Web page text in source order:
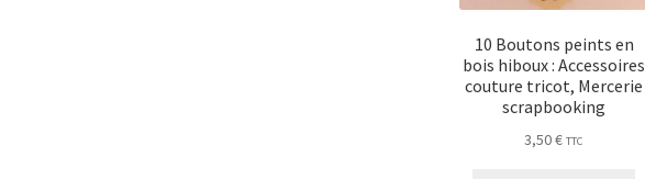
10 Boutons peints en
bois hiboux : Accessoires
couture tricot, Mercerie
scrapbooking
3,50€ TTC